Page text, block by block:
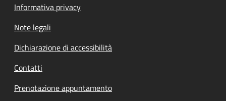
Informativa privacy
Note legali
Dichiarazione di accessibilità
Contatti
Prenotazione appuntamento